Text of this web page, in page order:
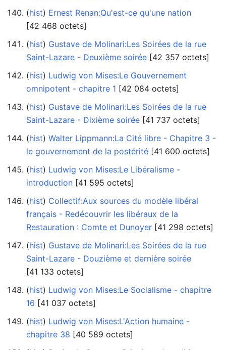
(hist) ‎ Ernest Renan:Qu'est-ce qu'une nation
‎[42 468 octets]
(hist) ‎ Gustave de Molinari:Les Soirées de la rue
Saint-Lazare - Deuxième soirée ‎[42 357 octets]
(hist) ‎ Ludwig von Mises:Le Gouvernement
omnipotent - chapitre 1 ‎[42 084 octets]
(hist) ‎ Gustave de Molinari:Les Soirées de la rue
Saint-Lazare - Dixième soirée ‎[41 737 octets]
(hist) ‎ Walter Lippmann:La Cité libre - Chapitre 3 -
le gouvernement de la postérité ‎[41 600 octets]
(hist) ‎ Ludwig von Mises:Le Libéralisme -
introduction ‎[41 595 octets]
(hist) ‎ Collectif:Aux sources du modèle libéral
français - Redécouvrir les libéraux de la
Restauration : Comte et Dunoyer ‎[41 298 octets]
(hist) ‎ Gustave de Molinari:Les Soirées de la rue
Saint-Lazare - Douzième et dernière soirée
‎[41 133 octets]
(hist) ‎ Ludwig von Mises:Le Socialisme - chapitre
16 ‎[41 037 octets]
(hist) ‎ Ludwig von Mises:L'Action humaine -
chapitre 38 ‎[40 589 octets]